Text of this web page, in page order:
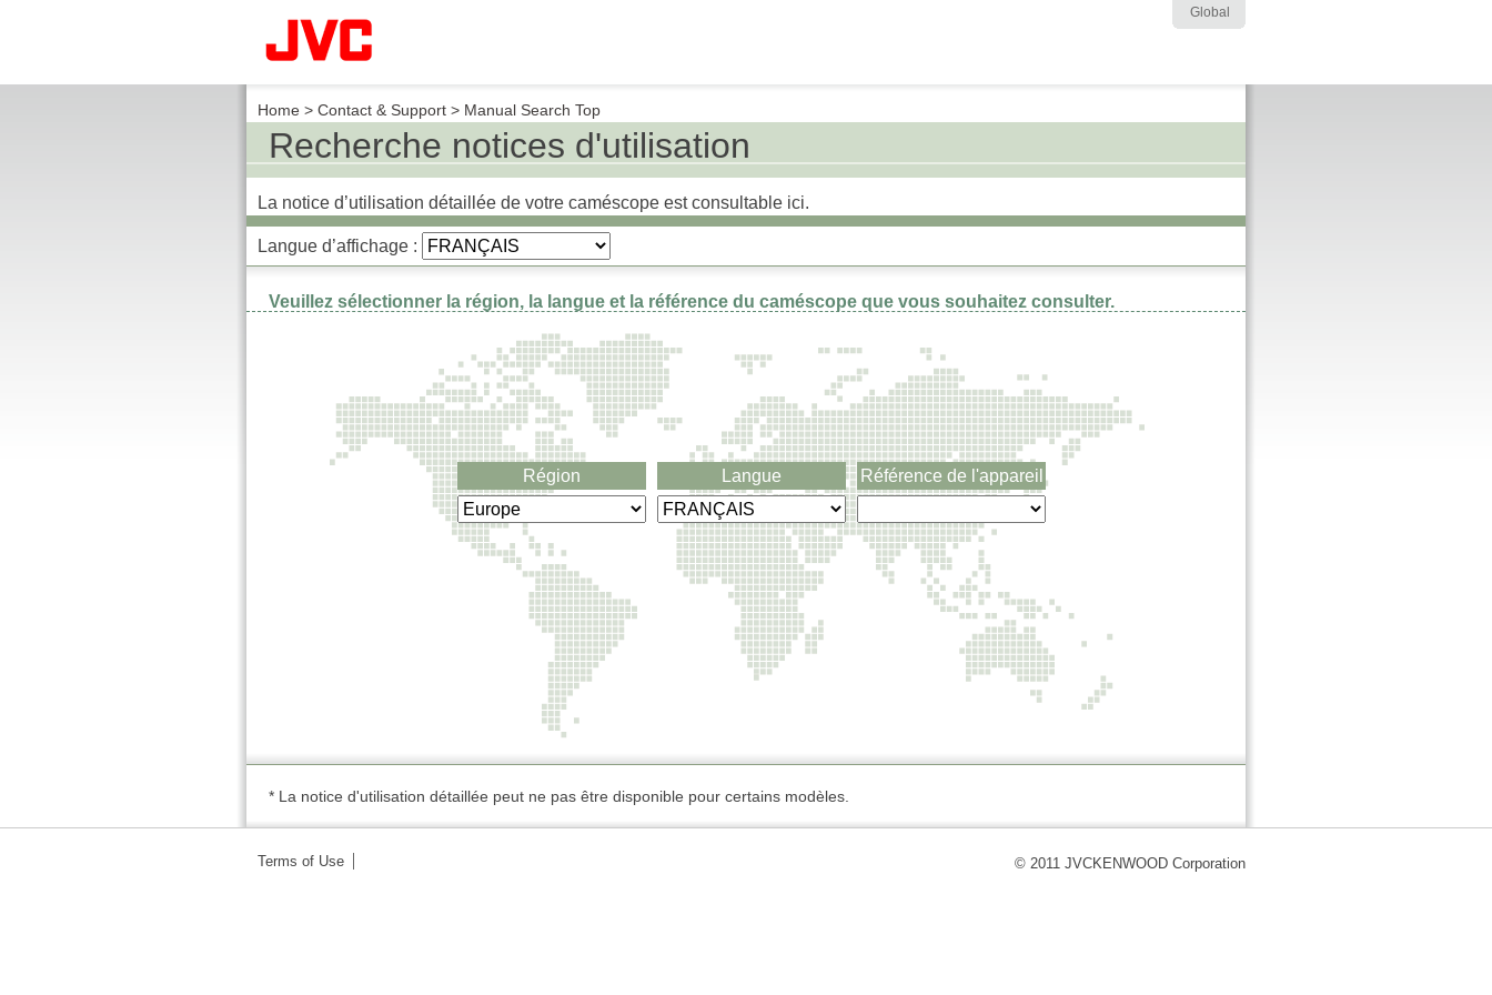
Global
Home > Contact & Support > Manual Search Top
Recherche notices d'utilisation
La notice d’utilisation détaillée de votre caméscope est consultable ici.
Langue d’affichage :
Veuillez sélectionner la région, la langue et la référence du caméscope que vous souhaitez consulter.
Région Langue Référence de l'appareil
* La notice d'utilisation détaillée peut ne pas être disponible pour certains modèles.
Terms of Use © 2011 JVCKENWOOD Corporation